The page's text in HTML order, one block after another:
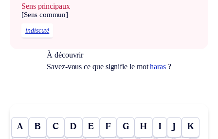
Sens principaux
[Sens commun]
indiscuté
À découvrir
Savez-vous ce que signifie le motharas ?
A B C D E F G H I J K